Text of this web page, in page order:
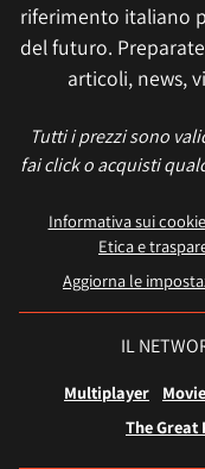
riferimento italiano
del futuro.
articoli, news,
Tutti i prezzi sono
fai click o acquisti
Informativa sui cookie
Etica e
Aggiorna le
IL
Multiplayer
The Great